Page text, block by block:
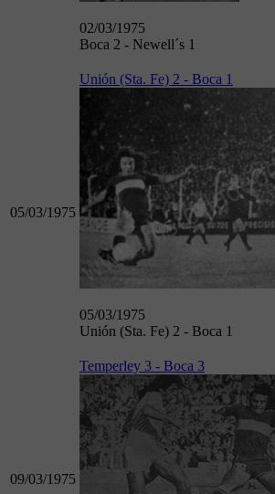
02/03/1975
Boca 2 - Newell´s 1
05/03/1975
Unión (Sta. Fe) 2 - Boca 1
05/03/1975
Unión (Sta. Fe) 2 - Boca 1
09/03/1975
Temperley 3 - Boca 3